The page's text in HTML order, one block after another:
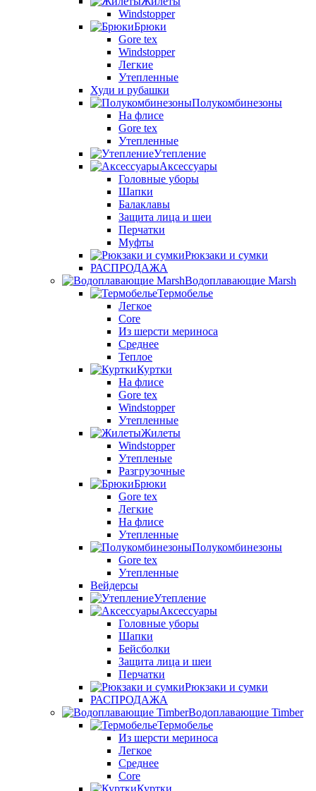
Windstopper
Брюки
Gore tex
Windstopper
Легкие
Утепленные
Худи и рубашки
Полукомбинезоны
На флисе
Gore tex
Утепленные
Утепление
Аксессуары
Головные уборы
Шапки
Балаклавы
Защита лица и шеи
Перчатки
Муфты
Рюкзаки и сумки
РАСПРОДАЖА
Водоплавающие Marsh
Термобелье
Легкое
Core
Из шерсти мериноса
Среднее
Теплое
Куртки
На флисе
Gore tex
Windstopper
Утепленные
Жилеты
Windstopper
Утепленые
Разгрузочные
Брюки
Gore tex
Легкие
На флисе
Утепленные
Полукомбинезоны
Gore tex
Утепленные
Вейдерсы
Утепление
Аксессуары
Головные уборы
Шапки
Бейсболки
Защита лица и шеи
Перчатки
Рюкзаки и сумки
РАСПРОДАЖА
Водоплавающие Timber
Термобелье
Из шерсти мериноса
Легкое
Среднее
Core
Куртки